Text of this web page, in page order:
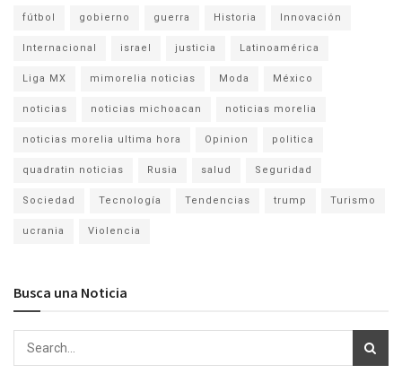
fútbol gobierno guerra Historia Innovación
Internacional israel justicia Latinoamérica
Liga MX mimorelia noticias Moda México
noticias noticias michoacan noticias morelia
noticias morelia ultima hora Opinion politica
quadratin noticias Rusia salud Seguridad
Sociedad Tecnología Tendencias trump Turismo
ucrania Violencia
Busca una Noticia